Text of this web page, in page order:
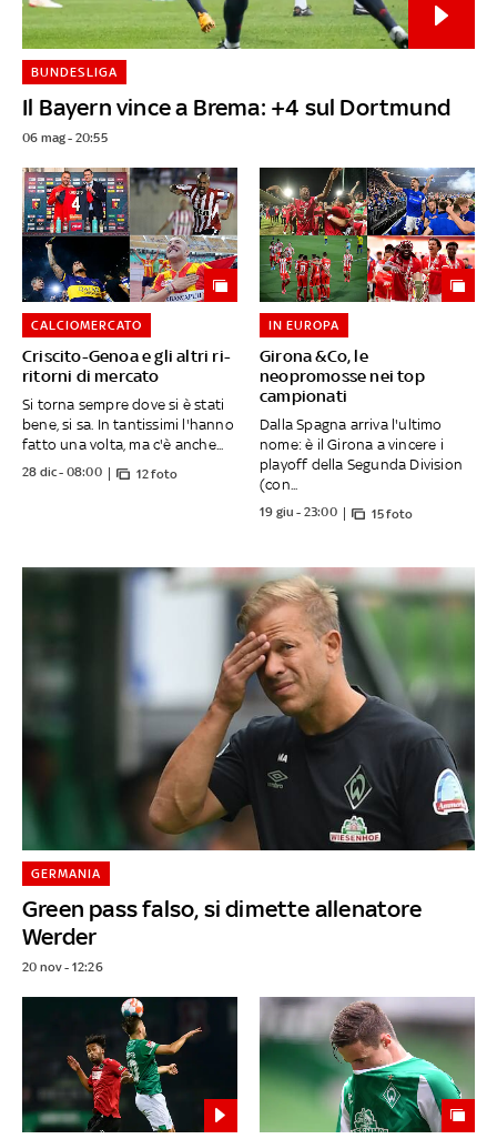
Il Bayern vince a Brema: +4 sul Dortmund
BUNDESLIGA
06 mag - 20:55
Criscito-Genoa e gli altri ri-
ritorni di mercato
CALCIOMERCATO
Si torna sempre dove si è stati
bene, si sa. In tantissimi l'hanno
fatto una volta, ma c'è anche...
28 dic - 08:00 12 foto
Girona &Co, le
neopromosse nei top
campionati
IN EUROPA
Dalla Spagna arriva l'ultimo
nome: è il Girona a vincere i
playoff della Segunda Division
(con...
19 giu - 23:00 15 foto
Green pass falso, si dimette allenatore
Werder
GERMANIA
20 nov - 12:26